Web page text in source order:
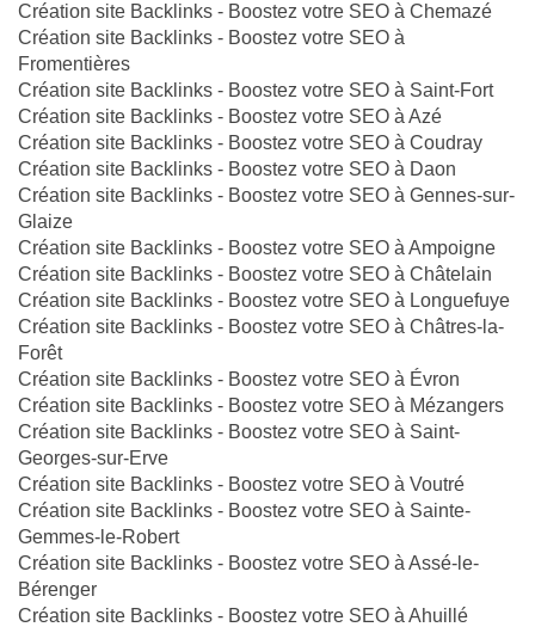
Création site Backlinks - Boostez votre SEO à Chemazé
Création site Backlinks - Boostez votre SEO à
Fromentières
Création site Backlinks - Boostez votre SEO à Saint-Fort
Création site Backlinks - Boostez votre SEO à Azé
Création site Backlinks - Boostez votre SEO à Coudray
Création site Backlinks - Boostez votre SEO à Daon
Création site Backlinks - Boostez votre SEO à Gennes-sur-
Glaize
Création site Backlinks - Boostez votre SEO à Ampoigne
Création site Backlinks - Boostez votre SEO à Châtelain
Création site Backlinks - Boostez votre SEO à Longuefuye
Création site Backlinks - Boostez votre SEO à Châtres-la-
Forêt
Création site Backlinks - Boostez votre SEO à Évron
Création site Backlinks - Boostez votre SEO à Mézangers
Création site Backlinks - Boostez votre SEO à Saint-
Georges-sur-Erve
Création site Backlinks - Boostez votre SEO à Voutré
Création site Backlinks - Boostez votre SEO à Sainte-
Gemmes-le-Robert
Création site Backlinks - Boostez votre SEO à Assé-le-
Bérenger
Création site Backlinks - Boostez votre SEO à Ahuillé